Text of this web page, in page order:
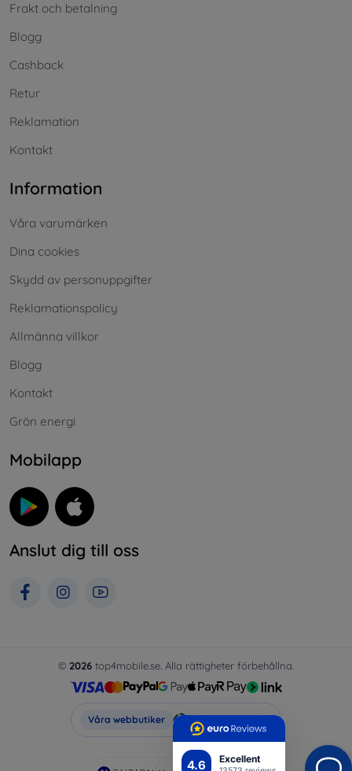
4.6 Excellent
Frakt och betalning
Blogg
Cashback
Retur
Reklamation
Kontakt
Information
Våra varumärken
Dina cookies
Skydd av personuppgifter
Reklamationspolicy
Allmänna villkor
Blogg
Kontakt
Grön energi
Mobilapp
Anslut dig till oss
© 2026 top4mobile.se. Alla rättigheter förbehållna.
Våra webbutiker Top4Mobile.se